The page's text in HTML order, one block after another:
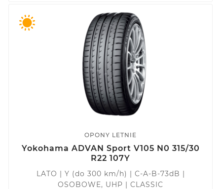
OPONY LETNIE
Yokohama ADVAN Sport V105 N0 315/30
R22 107Y
LATO | Y (do 300 km/h) | C-A-B-73dB |
OSOBOWE, UHP | CLASSIC